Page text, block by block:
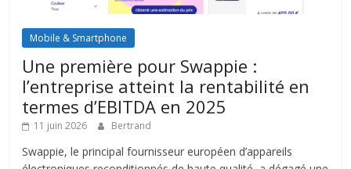
Mobile & Smartphone
Une première pour Swappie :
l’entreprise atteint la rentabilité en
termes d’EBITDA en 2025
11 juin 2026 Bertrand
Swappie, le principal fournisseur européen d’appareils